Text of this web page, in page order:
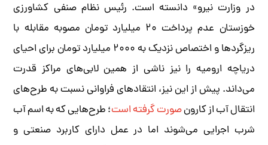
در وزارت نیرو» دانسته است. رئیس نظام صنفی کشاورزی
خوزستان عدم پرداخت ۲۰ میلیارد تومان مصوبه مقابله با
ریزگردها و اختصاص نزدیک به ۲۰۰۰ میلیارد تومان برای احیای
دریاچه ارومیه را نیز ناشی از همین لابی‌های مراکز قدرت
می‌داند. پیش از این نیز، انتقادهای فراوانی نسبت به طرح‌های
انتقال آب از کارونصورت گرفته است؛ طرح‌هایی که به اسم آب
شرب اجرایی می‌شوند اما در عمل دارای کاربرد صنعتی و